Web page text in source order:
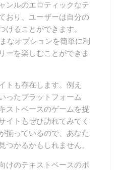
ンルのエロティックなテ
おり、ユーザーは自分の
けることができます。
なオプションを簡単に利
ーを楽しむことができま
トも存在します。例え
ったプラットフォーム
ストベースのゲームを提
イトもぜひ訪れてみてく
揃っているので、あなた
つかるかもしれません。
けのテキストベースのポ